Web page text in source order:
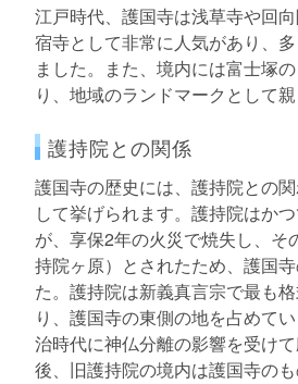
江戸時代、護国寺は浅草寺や回
宿寺として非常に人気があり、
ました。また、境内には富士塚
り、地域のランドマークとして親
護持院との関係
護国寺の歴史には、護持院との
して挙げられます。護持院はか
が、享保2年の火災で焼失し、そ
持院ヶ原）とされたため、護国
た。護持院は新義真言宗で最も
り、護国寺の東側の地を占めて
治時代に神仏分離の影響を受け
後、旧護持院の境内は護国寺のも